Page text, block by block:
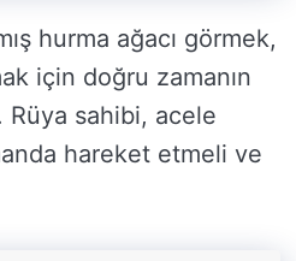
hurma ağacı görmek,
için doğru zamanın
sahibi, acele
hareket etmeli ve